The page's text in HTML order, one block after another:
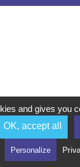
and gives you
OK, accept all
Personalize